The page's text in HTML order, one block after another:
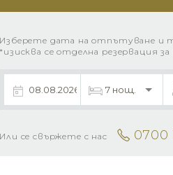
Изберете дата на отпътуване и
*изисква се отделна резервация
Или се свържете с нас 0700